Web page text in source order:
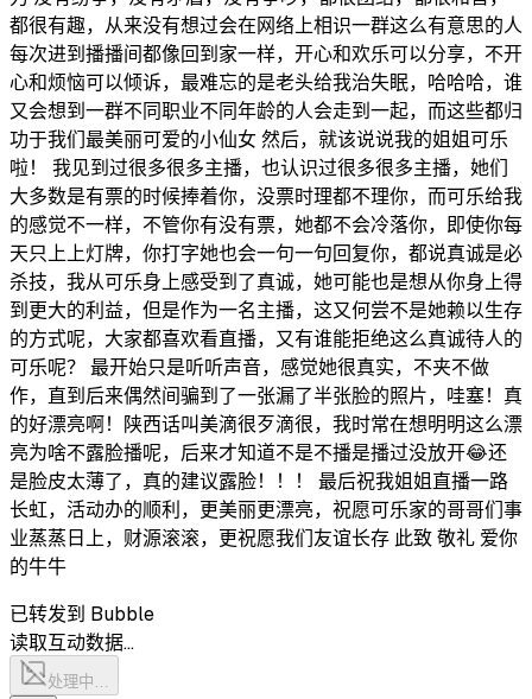
都很有趣，从来没有想过会在网络上相识一群这么有意思的人
每次进到播播间都像回到家一样，开心和欢乐可以分享，不开
心和烦恼可以倾诉，最难忘的是老头给我治失眠，哈哈哈，谁
又会想到一群不同职业不同年龄的人会走到一起，而这些都归
功于我们最美丽可爱的小仙女 然后，就该说说我的姐姐可乐
啦！ 我见到过很多很多主播，也认识过很多很多主播，她们
大多数是有票的时候捧着你，没票时理都不理你，而可乐给我
的感觉不一样，不管你有没有票，她都不会冷落你，即使你每
天只上上灯牌，你打字她也会一句一句回复你，都说真诚是必
杀技，我从可乐身上感受到了真诚，她可能也是想从你身上得
到更大的利益，但是作为一名主播，这又何尝不是她赖以生存
的方式呢，大家都喜欢看直播，又有谁能拒绝这么真诚待人的
可乐呢？ 最开始只是听听声音，感觉她很真实，不夹不做
作，直到后来偶然间骗到了一张漏了半张脸的照片，哇塞！真
的好漂亮啊！陕西话叫美滴很歹滴很，我时常在想明明这么漂
亮为啥不露脸播呢，后来才知道不是不播是播过没放开😂还
是脸皮太薄了，真的建议露脸！！！ 最后祝我姐姐直播一路
长虹，活动办的顺利，更美丽更漂亮，祝愿可乐家的哥哥们事
业蒸蒸日上，财源滚滚，更祝愿我们友谊长存 此致 敬礼 爱你
的牛牛
已转发到 Bubble
读取互动数据…
处理中…